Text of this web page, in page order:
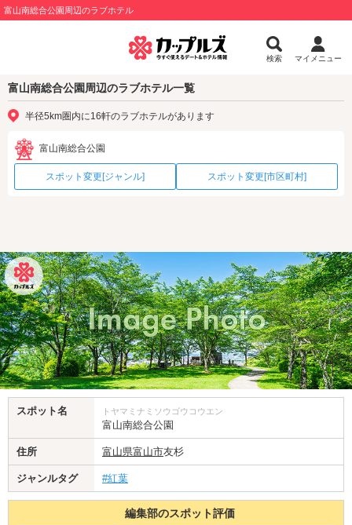
富山南総合公園周辺のラブホテル
検索 マイメニュー
富山南総合公園周辺のラブホテル一覧
半径5km圏内に16軒のラブホテルがあります
富山南総合公園
スポット変更[ジャンル] スポット変更[市区町村]
スポット名 トヤマミナミソウゴウコウエン
富山南総合公園
住所 富山県富山市友杉
ジャンルタグ #紅葉
編集部のスポット評価